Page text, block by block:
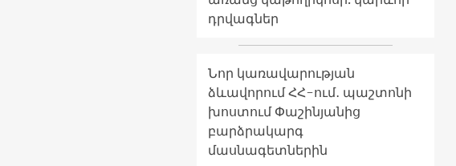
դրվագներ
Նոր կառավարության
ձևավորում ՀՀ-ում․ պաշտոնի
խոստում Փաշինյանից
բարձրակարգ
մասնագետներին